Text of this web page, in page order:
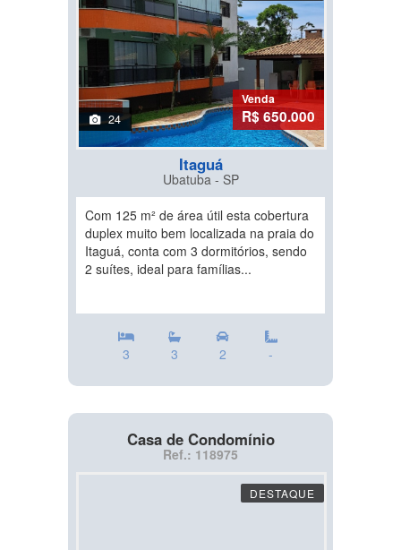
24
Venda
R$ 650.000
Itaguá
Ubatuba - SP
Com 125 m² de área útil esta cobertura
duplex muito bem localizada na praia do
Itaguá, conta com 3 dormitórios, sendo
2 suítes, ideal para famílias...
3 3 2 -
Casa de Condomínio
Ref.: 118975
DESTAQUE